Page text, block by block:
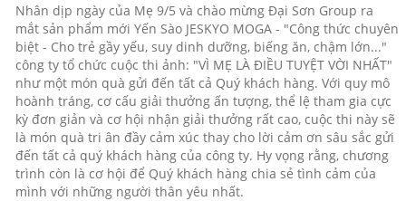
Nhân dịp ngày của Mẹ 9/5 và chào mừng Đại Sơn Group ra
mắt sản phẩm mới Yến Sào JESKYO MOGA - "Công thức chuyên
biệt - Cho trẻ gầy yếu, suy dinh dưỡng, biếng ăn, chậm lớn..."
công ty tổ chức cuộc thi ảnh: "VÌ MẸ LÀ ĐIỀU TUYỆT VỜI NHẤT"
như một món quà gửi đến tất cả Quý khách hàng. Với quy mô
hoành tráng, cơ cấu giải thưởng ấn tượng, thể lệ tham gia cực
kỳ đơn giản và cơ hội nhận giải thưởng rất cao, cuộc thi này sẽ
là món quà tri ân đầy cảm xúc thay cho lời cảm ơn sâu sắc gửi
đến tất cả quý khách hàng của công ty. Hy vọng rằng, chương
trình còn là cơ hội để Quý khách hàng chia sẻ tình cảm của
mình với những người thân yêu nhất.